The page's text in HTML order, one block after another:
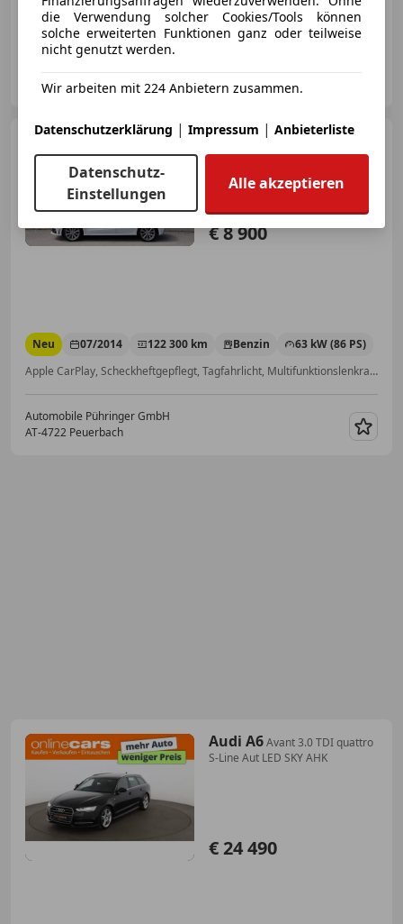
05/2002 303 201 km Diesel 45 kW (61 PS)
AT-1100 Wien
Audi A1 Sportback 1.2 TFSI
admired
€ 8 900
Neu 07/2014 122 300 km Benzin
63 kW (86 PS)
Apple CarPlay, Scheckheftgepflegt, Tagfahrlicht, Multifunktionslenkrad, 2-Zonen-Klimaautomatik, Navigationssystem, LED-Tagfahrlicht, Xenonscheinwerfer
Automobile Pühringer GmbH
AT-4722 Peuerbach
Audi A6Avant 3.0 TDI quattro
S-Line Aut LED SKY AHK
€ 24 490
die Verwendung solcher Cookies/Tools können
solche erweiterten Funktionen ganz oder teilweise
nicht genutzt werden.
Wir arbeiten mit 224 Anbietern zusammen.
Datenschutzerklärung | Impressum | Anbieterliste
Datenschutz-
Einstellungen
Alle akzeptieren